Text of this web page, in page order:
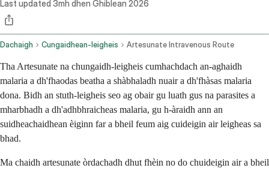
Last updated 3mh dhen Ghiblean 2026
Dachaigh Cungaidhean-leigheis Artesunate Intravenous Route
Tha Artesunate na chungaidh-leigheis cumhachdach an-aghaidh
malaria a dh'fhaodas beatha a shàbhaladh nuair a dh'fhàsas malaria
dona. Bidh an stuth-leigheis seo ag obair gu luath gus na parasites a
mharbhadh a dh'adhbhraicheas malaria, gu h-àraidh ann an
suidheachaidhean èiginn far a bheil feum aig cuideigin air leigheas sa
bhad.
Ma chaidh artesunate òrdachadh dhut fhèin no do chuideigin air a bheil